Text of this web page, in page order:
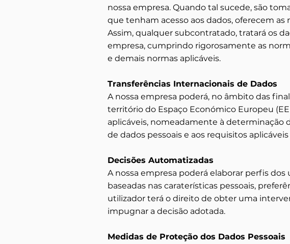
nossa empresa. Quando tal sucede, são
que tenham acesso aos dados, oferecem
Assim, qualquer subcontratado, tratará os
empresa, cumprindo rigorosamente as
e demais normas aplicáveis.
Transferências Internacionais de Dados
A nossa empresa poderá, no âmbito das
território do Espaço Económico Europeu
aplicáveis, nomeadamente à determinação
de dados pessoais e aos requisitos
Decisões Automatizadas
A nossa empresa poderá elaborar perfis
baseadas nas caraterísticas pessoais,
utilizador terá o direito de obter uma
impugnar a decisão adotada.
Medidas de Proteção dos Dados Pessoais